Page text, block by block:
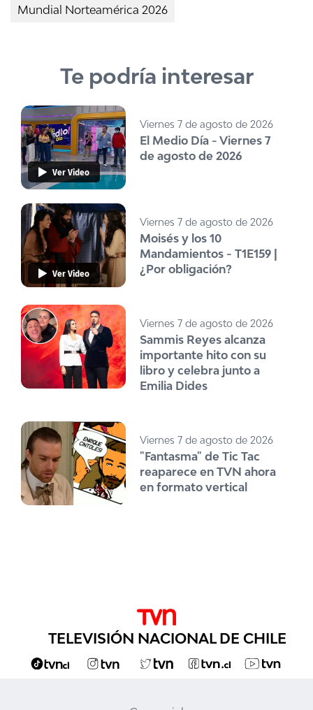
Mundial Norteamérica 2026
Te podría interesar
Ver Video
Viernes 7 de agosto de 2026
El Medio Día - Viernes 7
de agosto de 2026
Ver Video
Viernes 7 de agosto de 2026
Moisés y los 10
Mandamientos - T1E159 |
¿Por obligación?
Viernes 7 de agosto de 2026
Sammis Reyes alcanza
importante hito con su
libro y celebra junto a
Emilia Dides
Viernes 7 de agosto de 2026
"Fantasma" de Tic Tac
reaparece en TVN ahora
en formato vertical
TELEVISIÓN NACIONAL DE CHILE